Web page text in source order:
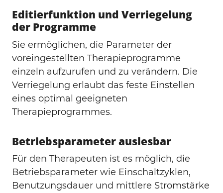
Editierfunktion und Verriegelung
der Programme
Sie ermöglichen, die Parameter der
voreingestellten Therapieprogramme
einzeln aufzurufen und zu verändern. Die
Verriegelung erlaubt das feste Einstellen
eines optimal geeigneten
Therapieprogrammes.
Betriebsparameter auslesbar
Für den Therapeuten ist es möglich, die
Betriebsparameter wie Einschaltzyklen,
Benutzungsdauer und mittlere Stromstärke